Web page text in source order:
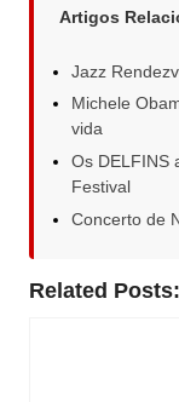
Artigos
Jazz
Michele
vida
Os DELFINS
Festival
Concerto de
Related Posts: